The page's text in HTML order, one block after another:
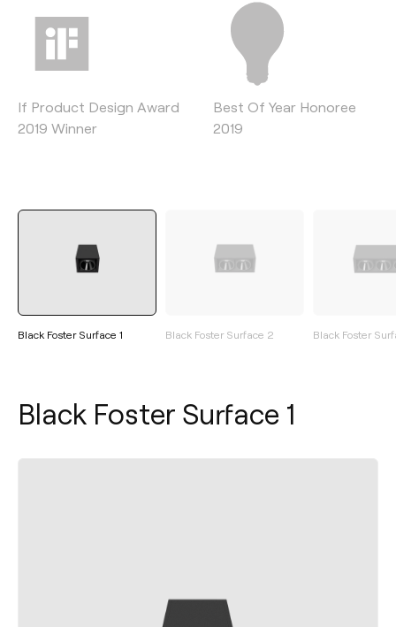
If Product Design Award
2019 Winner
Best Of Year Honoree
2019
Black Foster Surface 1 Black Foster Surface 2 Black Foster
Black Foster Surface 1